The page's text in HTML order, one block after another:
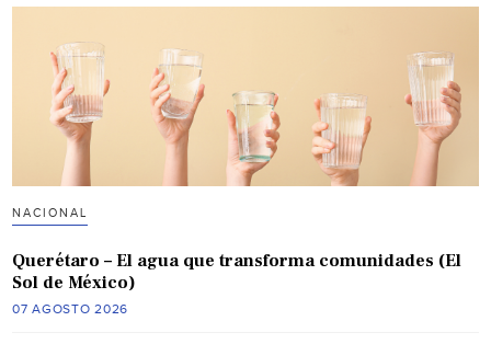
NACIONAL
Querétaro – El agua que transforma comunidades (El
Sol de México)
07 AGOSTO 2026